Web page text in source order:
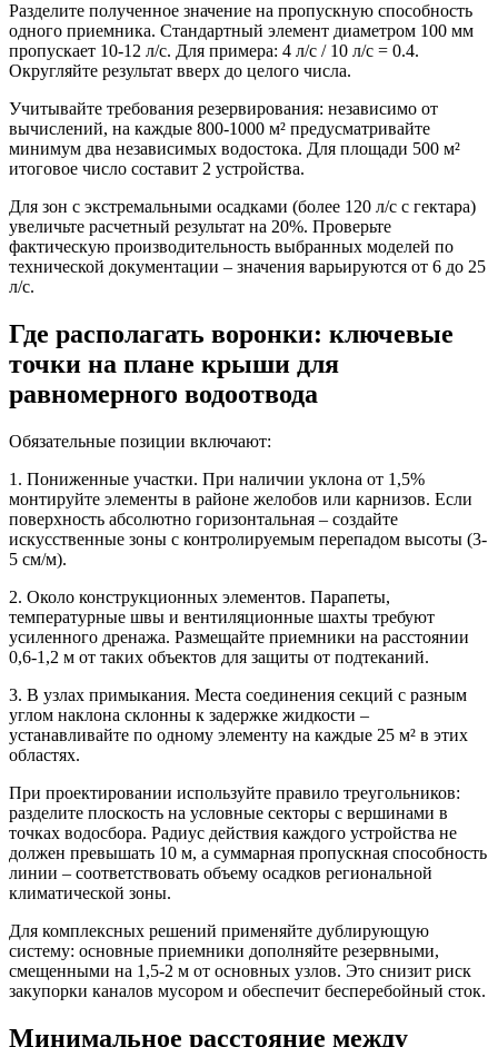
Разделите полученное значение на пропускную способность
одного приемника. Стандартный элемент диаметром 100 мм
пропускает 10-12 л/с. Для примера: 4 л/с / 10 л/с = 0.4.
Округляйте результат вверх до целого числа.
Учитывайте требования резервирования: независимо от
вычислений, на каждые 800-1000 м² предусматривайте
минимум два независимых водостока. Для площади 500 м²
итоговое число составит 2 устройства.
Для зон с экстремальными осадками (более 120 л/с с гектара)
увеличьте расчетный результат на 20%. Проверьте
фактическую производительность выбранных моделей по
технической документации – значения варьируются от 6 до 25
л/с.
Где располагать воронки: ключевые
точки на плане крыши для
равномерного водоотвода
Обязательные позиции включают:
1. Пониженные участки. При наличии уклона от 1,5%
монтируйте элементы в районе желобов или карнизов. Если
поверхность абсолютно горизонтальная – создайте
искусственные зоны с контролируемым перепадом высоты (3-
5 см/м).
2. Около конструкционных элементов. Парапеты,
температурные швы и вентиляционные шахты требуют
усиленного дренажа. Размещайте приемники на расстоянии
0,6-1,2 м от таких объектов для защиты от подтеканий.
3. В узлах примыкания. Места соединения секций с разным
углом наклона склонны к задержке жидкости –
устанавливайте по одному элементу на каждые 25 м² в этих
областях.
При проектировании используйте правило треугольников:
разделите плоскость на условные секторы с вершинами в
точках водосбора. Радиус действия каждого устройства не
должен превышать 10 м, а суммарная пропускная способность
линии – соответствовать объему осадков региональной
климатической зоны.
Для комплексных решений применяйте дублирующую
систему: основные приемники дополняйте резервными,
смещенными на 1,5-2 м от основных узлов. Это снизит риск
закупорки каналов мусором и обеспечит бесперебойный сток.
Минимальное расстояние между